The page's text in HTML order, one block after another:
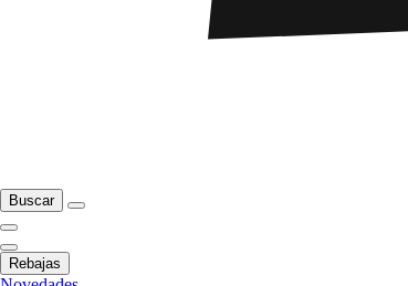
Buscar
Rebajas